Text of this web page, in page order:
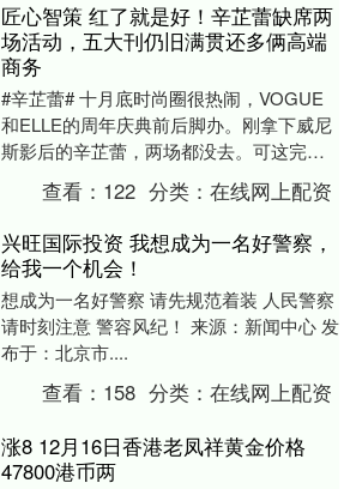
匠心智策 红了就是好！辛芷蕾缺席两
场活动，五大刊仍旧满贯还多俩高端
商务
#辛芷蕾# 十月底时尚圈很热闹，VOGUE
和ELLE的周年庆典前后脚办。刚拿下威尼
斯影后的辛芷蕾，两场都没去。可这完全
没耽误她——24天，火速完成了五大女刊
封面....查看： 122 分类：在线网上配资
兴旺国际投资 我想成为一名好警察，
给我一个机会！
想成为一名好警察 请先规范着装 人民警察
请时刻注意 警容风纪！ 来源：新闻中心 发
布于：北京市....
查看： 158 分类：在线网上配资
涨8 12月16日香港老凤祥黄金价格
47800港币两